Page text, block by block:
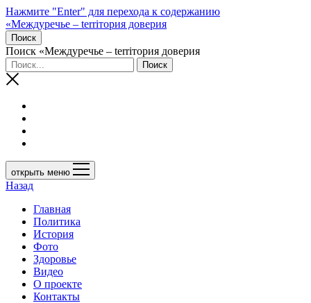
Нажмите "Enter" для перехода к содержанию
«Междуречье – terriтория доверия
Поиск
Поиск «Междуречье – terriтория доверия
открыть меню
Назад
Главная
Политика
История
Фото
Здоровье
Видео
О проекте
Контакты